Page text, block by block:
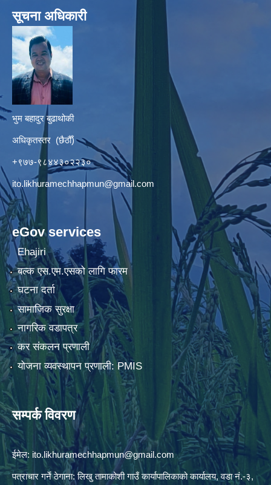
सूचना अधिकारी
भुम बहादुर बुढाथोकी
अधिकृतस्तर (छैठौँ)
+९७७-९८४४३०२२३०
ito.likhuramechhapmun@gmail.com
eGov services
Ehajiri
बल्क एस.एम.एसको लागि फारम
घटना दर्ता
सामाजिक सुरक्षा
नागरिक वडापत्र
कर संकलन प्रणाली
योजना व्यवस्थापन प्रणाली: PMIS
सम्पर्क विवरण
ईमेल: ito.likhuramechhapmun@gmail.com
पत्राचार गर्ने ठेगाना: लिखु तामाकोशी गाउँ कार्यापालिकाको कार्यालय, वडा नं.-३,